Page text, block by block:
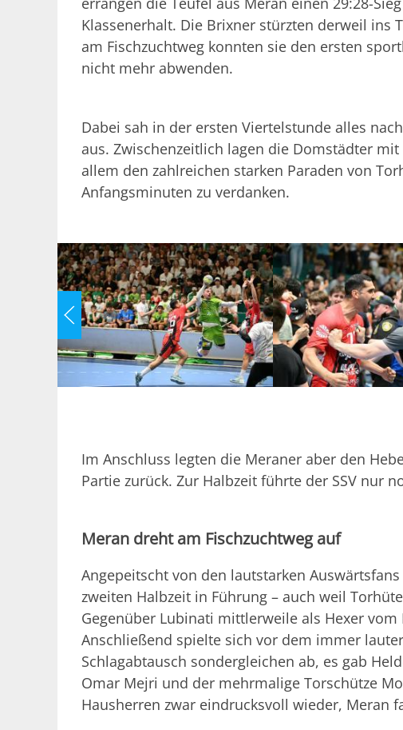
Klassenerhalt. Die Brixner stürzten derweil ins
am Fischzuchtweg konnten sie den ersten
nicht mehr abwenden.
Dabei sah in der ersten Viertelstunde alles
aus. Zwischenzeitlich lagen die Domstädter
allem den zahlreichen starken Paraden von
Anfangsminuten zu verdanken.
Im Anschluss legten die Meraner aber den
Partie zurück. Zur Halbzeit führte der SSV nur
Meran dreht am Fischzuchtweg auf
Angepeitscht von den lautstarken
zweiten Halbzeit in Führung – auch weil
Gegenüber Lubinati mittlerweile als Hexer vom
Anschließend spielte sich vor dem immer
Schlagabtausch sondergleichen ab, es gab
Omar Mejri und der mehrmalige Torschütze
Hausherren zwar eindrucksvoll wieder, Meran